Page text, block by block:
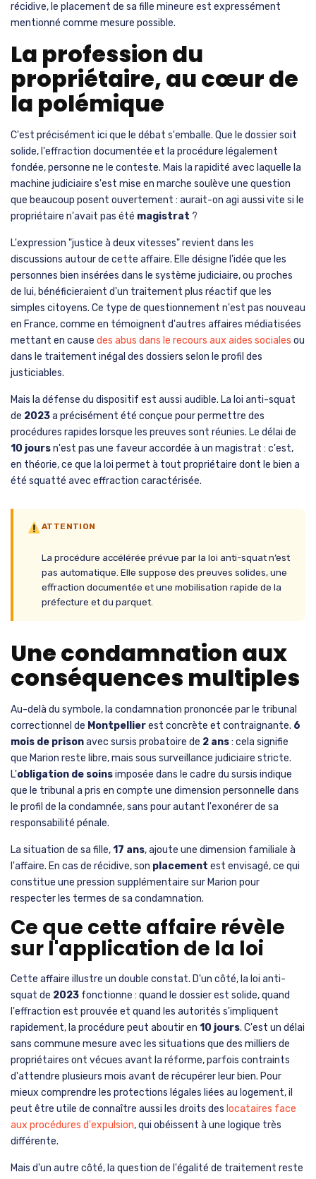
récidive, le placement de sa fille mineure est expressément
mentionné comme mesure possible.
La profession du
propriétaire, au cœur de
la polémique
C'est précisément ici que le débat s'emballe. Que le dossier soit
solide, l'effraction documentée et la procédure légalement
fondée, personne ne le conteste. Mais la rapidité avec laquelle la
machine judiciaire s'est mise en marche soulève une question
que beaucoup posent ouvertement : aurait-on agi aussi vite si le
propriétaire n'avait pas été magistrat ?
L'expression "justice à deux vitesses" revient dans les
discussions autour de cette affaire. Elle désigne l'idée que les
personnes bien insérées dans le système judiciaire, ou proches
de lui, bénéficieraient d'un traitement plus réactif que les
simples citoyens. Ce type de questionnement n'est pas nouveau
en France, comme en témoignent d'autres affaires médiatisées
mettant en cause des abus dans le recours aux aides sociales ou
dans le traitement inégal des dossiers selon le profil des
justiciables.
Mais la défense du dispositif est aussi audible. La loi anti-squat
de 2023a précisément été conçue pour permettre des
procédures rapides lorsque les preuves sont réunies. Le délai de
10 joursn'est pas une faveur accordée à un magistrat : c'est,
en théorie, ce que la loi permet à tout propriétaire dont le bien a
été squatté avec effraction caractérisée.
ATTENTION
La procédure accélérée prévue par la loi anti-squat n’est
pas automatique. Elle suppose des preuves solides, une
effraction documentée et une mobilisation rapide de la
préfecture et du parquet.
Une condamnation aux
conséquences multiples
Au-delà du symbole, la condamnation prononcée par le tribunal
correctionnel de Montpellierest concrète et contraignante. 6
mois de prisonavec sursis probatoire de 2 ans: cela signifie
que Marion reste libre, mais sous surveillance judiciaire stricte.
L'obligation de soinsimposée dans le cadre du sursis indique
que le tribunal a pris en compte une dimension personnelle dans
le profil de la condamnée, sans pour autant l'exonérer de sa
responsabilité pénale.
La situation de sa fille,17 ans, ajoute une dimension familiale à
l'affaire. En cas de récidive, son placement est envisagé, ce qui
constitue une pression supplémentaire sur Marion pour
respecter les termes de sa condamnation.
Ce que cette affaire révèle
sur l'application de la loi
Cette affaire illustre un double constat. D'un côté, la loi anti-
squat de 2023 fonctionne : quand le dossier est solide, quand
l'effraction est prouvée et quand les autorités s'impliquent
rapidement, la procédure peut aboutir en 10 jours. C'est un délai
sans commune mesure avec les situations que des milliers de
propriétaires ont vécues avant la réforme, parfois contraints
d'attendre plusieurs mois avant de récupérer leur bien. Pour
mieux comprendre les protections légales liées au logement, il
peut être utile de connaître aussi les droits des locataires face
aux procédures d'expulsion, qui obéissent à une logique très
différente.
Mais d'un autre côté, la question de l'égalité de traitement reste